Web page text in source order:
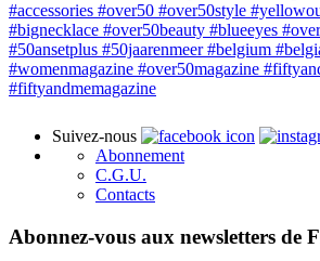
Suivez-nous
Abonnement
C.G.U.
Contacts
Abonnez-vous aux newsletters de